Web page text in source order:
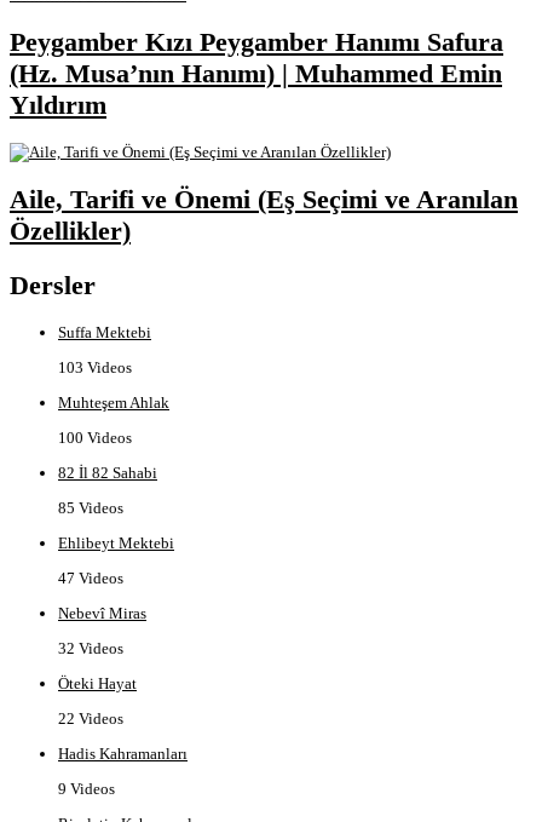
Peygamber Kızı Peygamber Hanımı Safura
(Hz. Musa’nın Hanımı) | Muhammed Emin
Yıldırım
Aile, Tarifi ve Önemi (Eş Seçimi ve Aranılan
Özellikler)
Dersler
Suffa Mektebi
103 Videos
Muhteşem Ahlak
100 Videos
82 İl 82 Sahabi
85 Videos
Ehlibeyt Mektebi
47 Videos
Nebevî Miras
32 Videos
Öteki Hayat
22 Videos
Hadis Kahramanları
9 Videos